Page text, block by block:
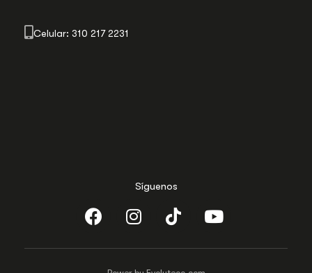
Síguenos
Celular: 310 217 2231